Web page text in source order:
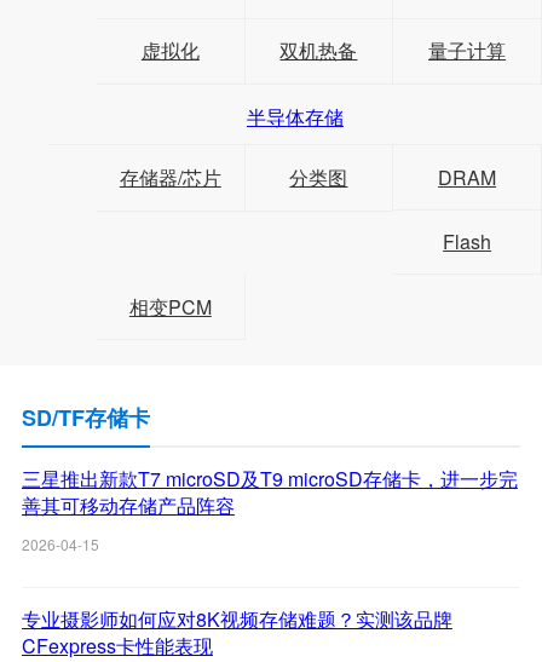
虚拟化 双机热备 量子计算
半导体存储
存储器/芯片 分类图 DRAM
Flash
相变PCM
SD/TF存储卡
三星推出新款T7 microSD及T9 microSD存储卡，进一步完
善其可移动存储产品阵容
2026-04-15
专业摄影师如何应对8K视频存储难题？实测该品牌
CFexpress卡性能表现